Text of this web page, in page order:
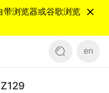
带浏览器或谷歌浏览
en